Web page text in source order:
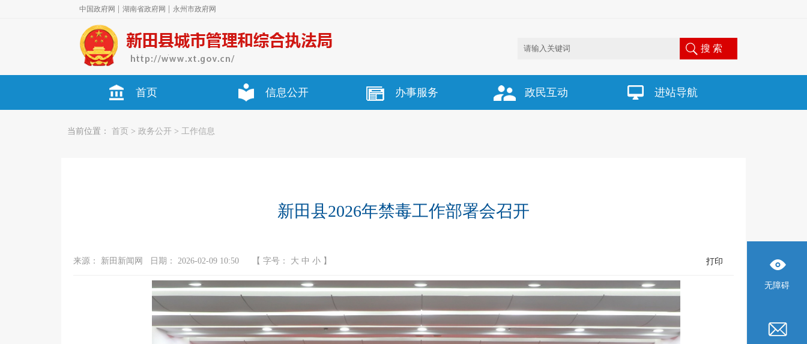
中国政府网 湖南省政府网 永州市政府网
搜 索
首页 信息公开 办事服务 政民互动 进站导航
当前位置： 首页 > 政务公开 > 工作信息
新田县2026年禁毒工作部署会召开
来源： 新田新闻网 日期： 2026-02-09 10:50 【 字号： 大 中 小 】 打印
无障碍